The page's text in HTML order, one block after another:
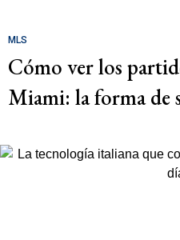
MLS
Cómo ver los
Miami: la forma de